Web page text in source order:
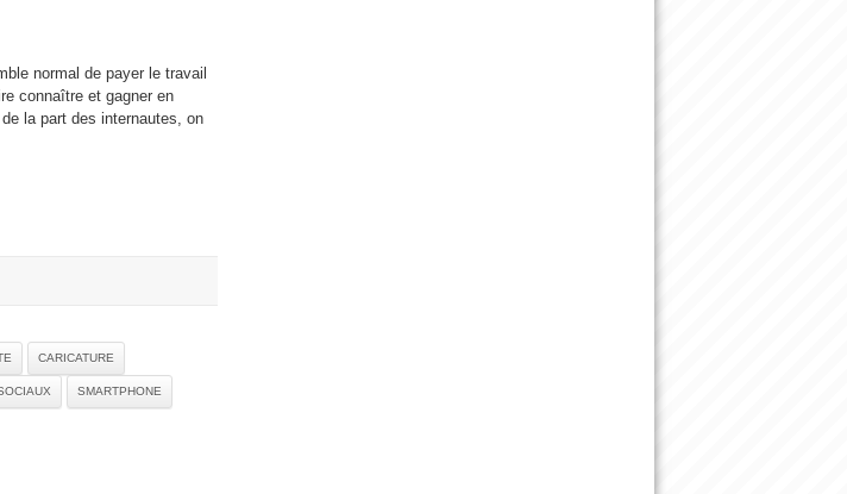
normal de payer le travail
connaître et gagner en
la part des internautes, on
CARICATURE
SMARTPHONE